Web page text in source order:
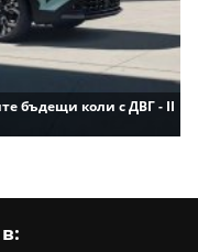
бъдещи коли с ДВГ - II